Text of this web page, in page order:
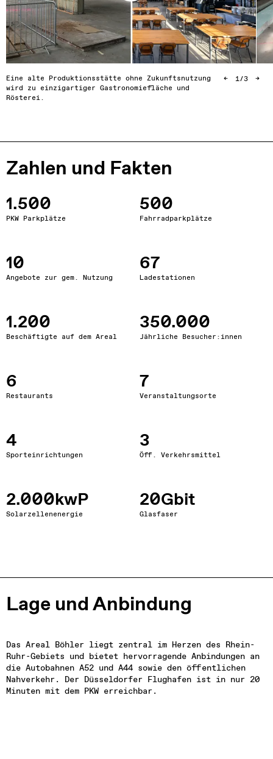
Eine alte Produktionsstätte ohne Zukunftsnutzung
wird zu einzigartiger Gastronomiefläche und
Rösterei.
← 1/3 →
Zahlen und Fakten
1.500
PKW Parkplätze
500
Fahrradparkplätze
10
Angebote zur gem. Nutzung
67
Ladestationen
1.200
Beschäftigte auf dem Areal
350.000
Jährliche Besucher:innen
6
Restaurants
7
Veranstaltungsorte
4
Sporteinrichtungen
3
Öff. Verkehrsmittel
2.000kwP
Solarzellenenergie
20Gbit
Glasfaser
Lage und Anbindung
Das Areal Böhler liegt zentral im Herzen des Rhein-
Ruhr-Gebiets und bietet hervorragende Anbindungen an
die Autobahnen A52 und A44 sowie den öffentlichen
Nahverkehr. Der Düsseldorfer Flughafen ist in nur 20
Minuten mit dem PKW erreichbar.